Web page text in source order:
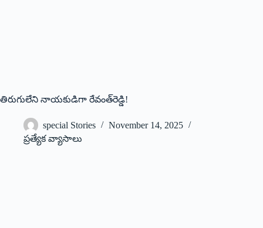
తిరుగులేని నాయ‌కుడిగా రేవంత్‌రెడ్డి!
special Stories
November 14, 2025
ప్రత్యేక వ్యాసాలు